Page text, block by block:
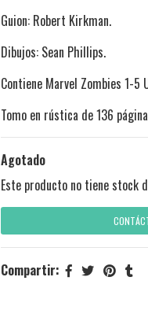
Guion: Robert Kirkman.
Dibujos: Sean Phillips.
Contiene Marvel Zombies 1-5
Tomo en rústica de 136
Agotado
Este producto no tiene stock
Compartir: